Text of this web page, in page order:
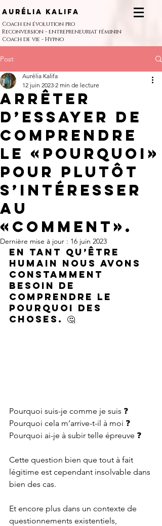
Aurélia Kalifa
Coach en évolution pro
Reconversion - entrepreneuriat féminin
Coach de vie - Hypno
Post
Arrêter
d’essayer de
comprendre
le «pourquoi»
pour plutôt
s’intéresser
au
«comment».
Aurélia Kalifa
12 juin 2023 2 min de lecture
Dernière mise à jour : 16 juin 2023
En tant qu’être
humain nous avons
constamment
besoin de
comprendre le
pourquoi des
choses. 🤔
Pourquoi suis-je comme je suis ❓
Pourquoi cela m’arrive-t-il à moi ❓
Pourquoi ai-je à subir telle épreuve ❓
Cette question bien que tout à fait
légitime est cependant insolvable dans
bien des cas.
Et encore plus dans un contexte de
questionnements existentiels,